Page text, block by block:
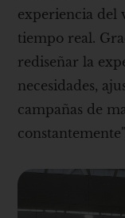
experiencia del
tiempo real.
rediseñar la
necesidades,
campañas de